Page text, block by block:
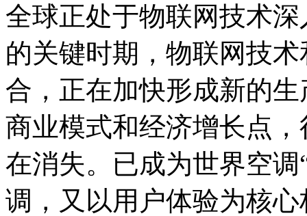
全球正处于物联网技术
的关键时期，物联网技
合，正在加快形成新的
商业模式和经济增长点
在消失。已成为世界空调
调，又以用户体验为核